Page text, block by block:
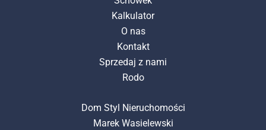
Kalkulator
O nas
Kontakt
Sprzedaj z nami
Rodo
Dom Styl Nieruchomości
Marek Wasielewski